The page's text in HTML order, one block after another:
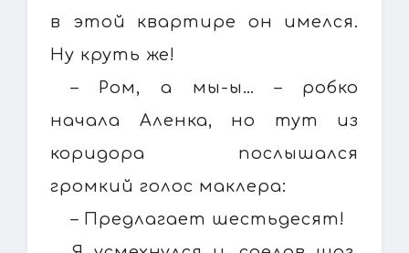
в этой квартире он имелся.
Ну круть же!
– Ром, а мы-ы… – робко
начала Аленка, но тут из
коридора послышался
громкий голос маклера:
– Предлагает шестьдесят!